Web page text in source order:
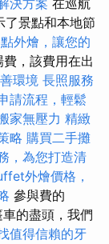
決方案 在巡航
了景點和本地節
外燴，讓您的
，該費用在出
環境 長照服務
請流程，輕鬆
家無壓力 精緻
略 購買二手攤
，為您打造清
外燴價格，
參與費的
的盡頭，我們
值得信賴的牙